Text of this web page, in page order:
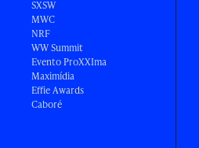
SXSW
MWC
NRF
WW Summit
Evento ProXXIma
Maximídia
Effie Awards
Caboré